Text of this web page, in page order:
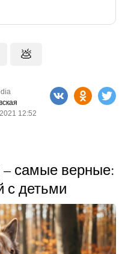
💩
12:52
– самые верные:
с детьми